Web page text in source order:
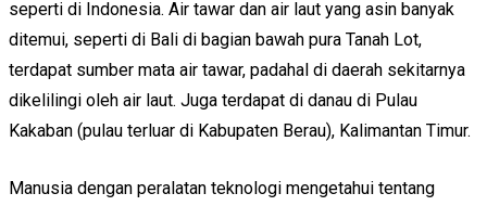
seperti di Indonesia. Air tawar dan air laut yang asin banyak
ditemui, seperti di Bali di bagian bawah pura Tanah Lot,
terdapat sumber mata air tawar, padahal di daerah sekitarnya
dikelilingi oleh air laut. Juga terdapat di danau di Pulau
Kakaban (pulau terluar di Kabupaten Berau), Kalimantan Timur.
Manusia dengan peralatan teknologi mengetahui tentang